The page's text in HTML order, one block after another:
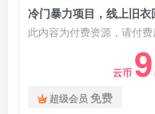
此内容为付费资源，请付
云币
超级会员 免费